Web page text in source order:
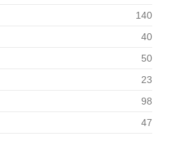
140
40
50
23
98
47